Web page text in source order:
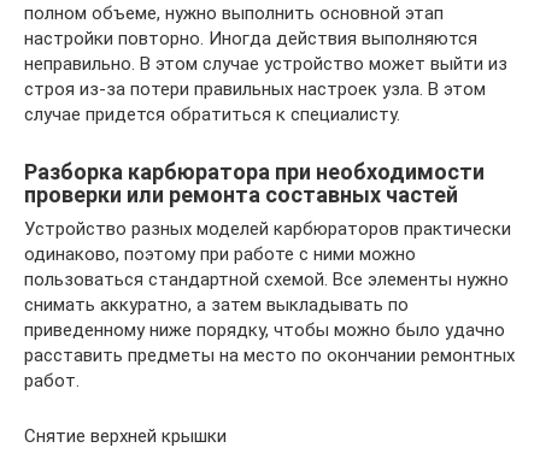
полном объеме, нужно выполнить основной этап
настройки повторно. Иногда действия выполняются
неправильно. В этом случае устройство может выйти из
строя из-за потери правильных настроек узла. В этом
случае придется обратиться к специалисту.
Разборка карбюратора при необходимости
проверки или ремонта составных частей
Устройство разных моделей карбюраторов практически
одинаково, поэтому при работе с ними можно
пользоваться стандартной схемой. Все элементы нужно
снимать аккуратно, а затем выкладывать по
приведенному ниже порядку, чтобы можно было удачно
расставить предметы на место по окончании ремонтных
работ.
Снятие верхней крышки